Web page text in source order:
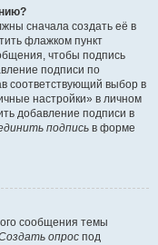
сначала создать её в
флажком пункт
чтобы подпись
подписи по
соответствующий выбор в
настройки» в личном
добавление подписи в
подпись в форме
сообщения темы
опрос под